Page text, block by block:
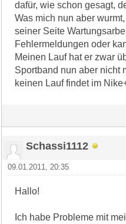
dafür, wie schon gesagt,
Was mich nun aber
seiner Seite
Fehlermeldungen oder
Meinen Lauf hat er zwar
Sportband nun aber nicht
keinen Lauf findet im
Schassi1112
09.01.2011, 20:35
Hallo!
Ich habe Probleme mit